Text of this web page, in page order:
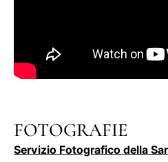
FOTOGRAFIE
Servizio Fotografico della